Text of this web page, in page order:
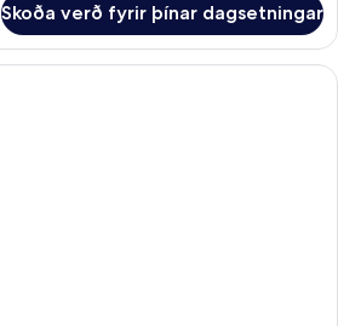
Skoða verð fyrir þínar dagsetningar